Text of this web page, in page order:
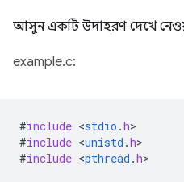
আসুন একটি উদাহরণ দেখে
example.c:
#include <stdio .h
#include <unistd .h
#include <pthread .h>